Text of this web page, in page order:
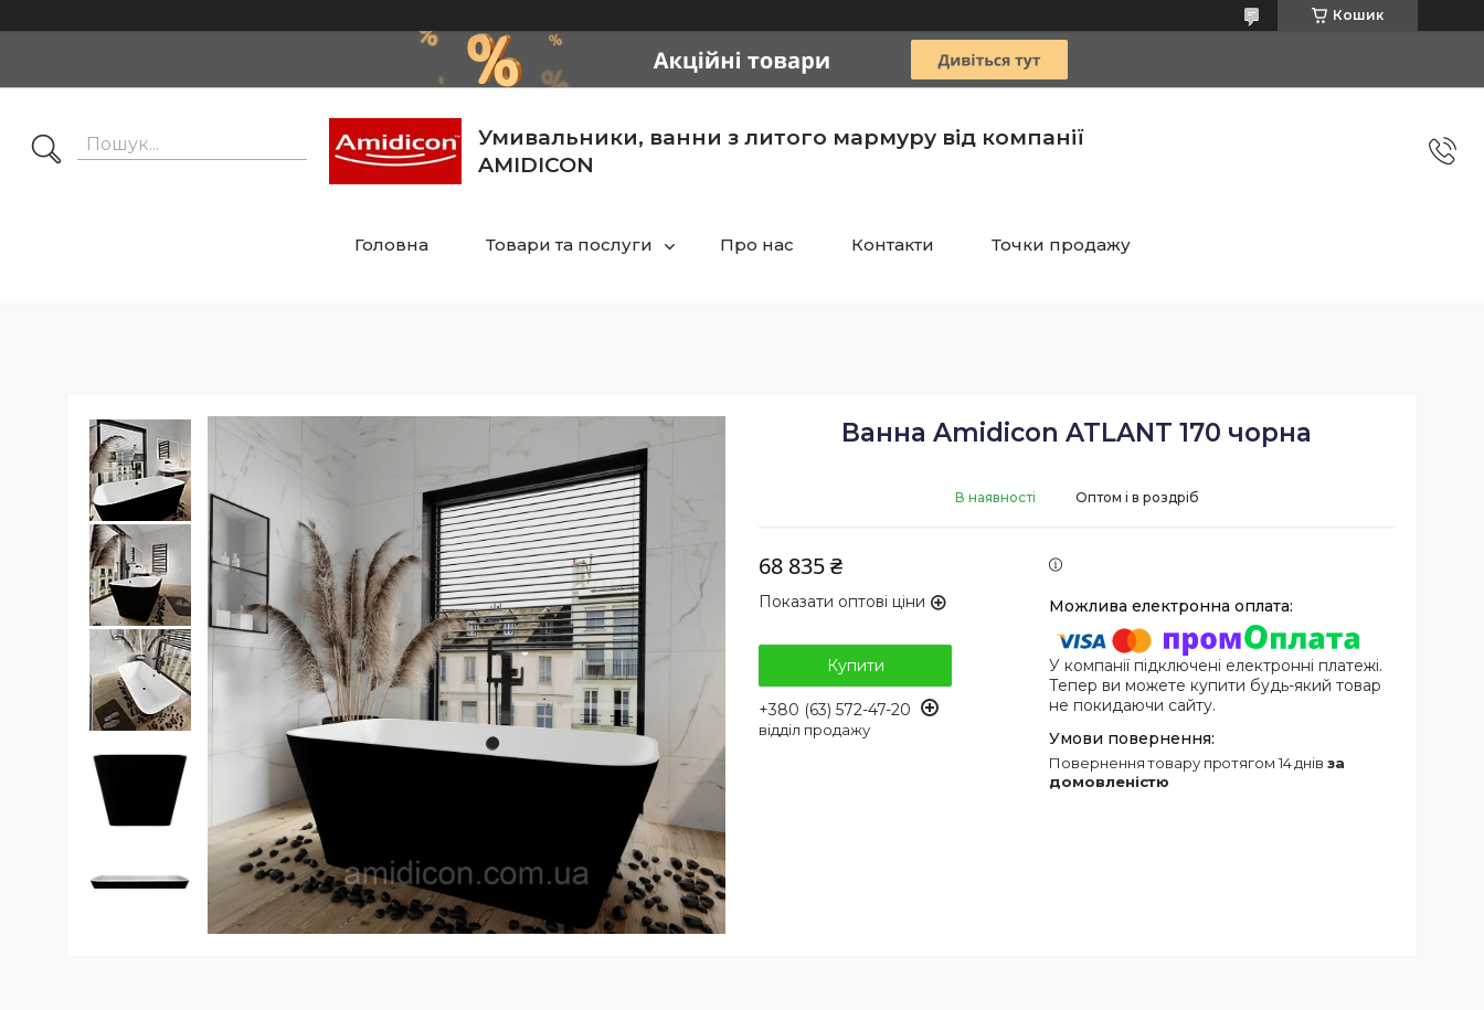
Кошик
Умивальники, ванни з литого мармуру від компанії
AMIDICON
Головна Товари та послуги Про нас Контакти Точки продажу
Ванна Amidicon ATLANT 170 чорна
В наявності Оптом і в роздріб
68 835 ₴
Показати оптові ціни
Купити
+380 (63) 572-47-20
відділ продажу
У компанії підключені електронні платежі.
Тепер ви можете купити будь-який товар
не покидаючи сайту.
повернення товару протягом 14 днів за
домовленістю